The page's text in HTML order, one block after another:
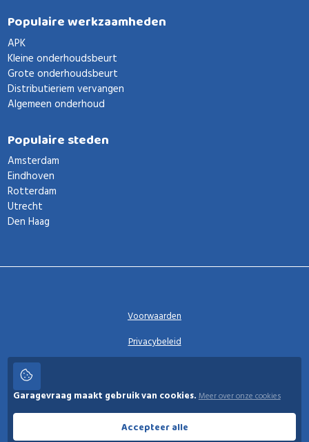
Populaire werkzaamheden
APK
Kleine onderhoudsbeurt
Grote onderhoudsbeurt
Distributieriem vervangen
Algemeen onderhoud
Populaire steden
Amsterdam
Eindhoven
Rotterdam
Utrecht
Den Haag
Garagevraag
Voorwaarden
Privacybeleid
Garagevraag maakt gebruik van cookies.Meer over onze cookies
Accepteer alle